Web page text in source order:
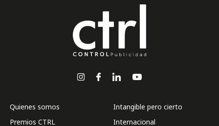
Quienes somos
Premios CTRL
Intangible pero cierto
Internacional